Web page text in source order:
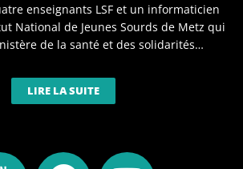
enseignants LSF et un informaticien
National de Jeunes Sourds de Metz qui
de la santé et des solidarités…
LIRE LA SUITE